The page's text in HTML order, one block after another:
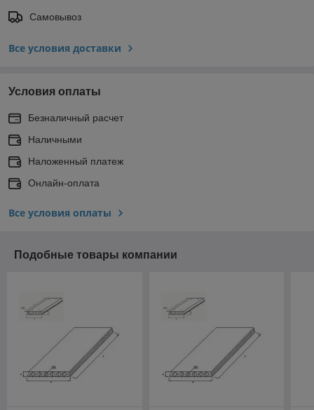
Самовывоз
Все условия доставки
Условия оплаты
Безналичный расчет
Наличными
Наложенный платеж
Онлайн-оплата
Все условия оплаты
Подобные товары компании